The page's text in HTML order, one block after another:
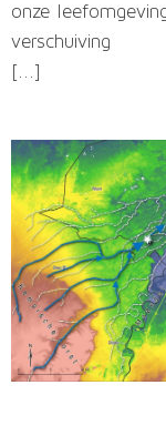
onze
verschuiving
[...]